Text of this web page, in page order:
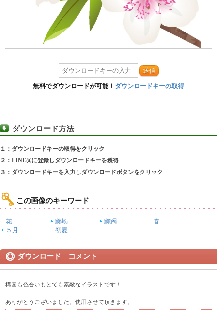
送信
無料でダウンロードが可能！ ダウンロードキーの取得
ダウンロード方法
１：ダウンロードキーの取得をクリック
２：LINE@に登録しダウンロードキーを獲得
３：ダウンロードキーを入力しダウンロードボタンをクリック
この画像のキーワード
花 躑蠋 躑躅
春
５月
初夏
ダウンロード コメント
構図も色合いもとても素敵なイラストです！
ありがとうございました。使用させて頂きます。